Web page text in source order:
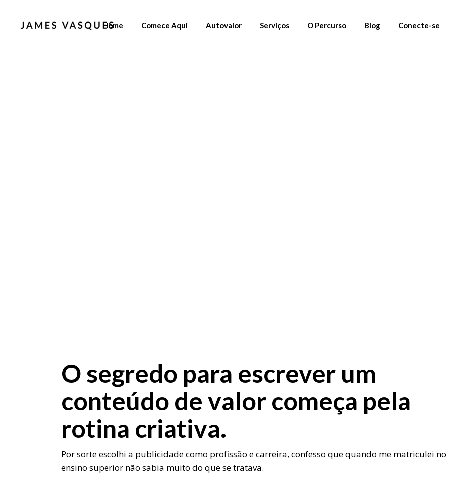
Home Comece Aqui Autovalor Serviços O Percurso Blog Conecte-se
O segredo para escrever um
conteúdo de valor começa pela
rotina criativa.
Por sorte escolhi a publicidade como profissão e carreira, confesso que quando me matriculei no
ensino superior não sabia muito do que se tratava.